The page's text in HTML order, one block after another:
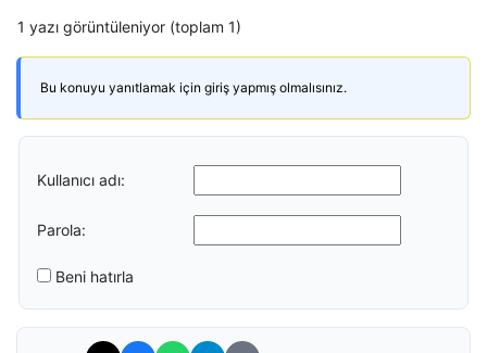
1 yazı görüntüleniyor (toplam 1)
Bu konuyu yanıtlamak için giriş yapmış olmalısınız.
Kullanıcı adı:
Parola:
Beni hatırla